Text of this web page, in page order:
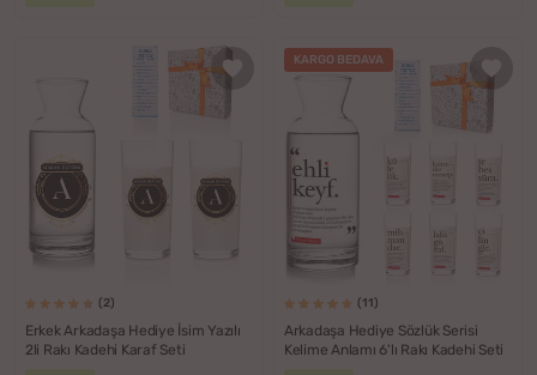
(2)
Erkek Arkadaşa Hediye İsim Yazılı
2li Rakı Kadehi Karaf Seti
KARGO BEDAVA
(11)
Arkadaşa Hediye Sözlük Serisi
Kelime Anlamı 6'lı Rakı Kadehi Seti